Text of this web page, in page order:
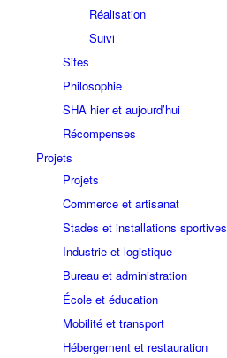
Réalisation
Suivi
Sites
Philosophie
SHA hier et aujourd’hui
Récompenses
Projets
Projets
Commerce et artisanat
Stades et installations sportives
Industrie et logistique
Bureau et administration
École et éducation
Mobilité et transport
Hébergement et restauration